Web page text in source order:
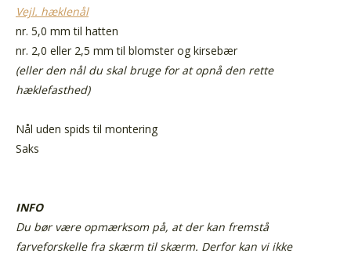
Vejl. hæklenål
nr. 5,0 mm til hatten
nr. 2,0 eller 2,5 mm til blomster og kirsebær
(eller den nål du skal bruge for at opnå den rette
hæklefasthed)
Nål uden spids til montering
Saks
INFO
Du bør være opmærksom på, at der kan fremstå
farveforskelle fra skærm til skærm. Derfor kan vi ikke